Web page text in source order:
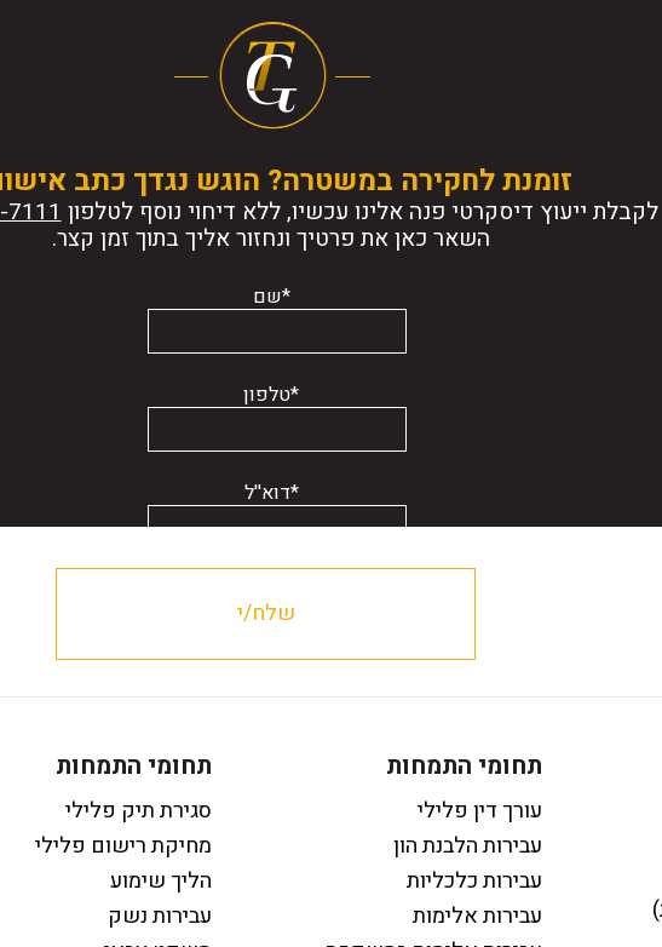
זומנת לחקירה במשטרה? הוגש נגדך כתב
לקבלת ייעוץ דיסקרטי פנה אלינו עכשיו, ללא דיחוי נוסף לטלפון
השאר כאן את פרטיך ונחזור אליך בתוך זמן קצר.
*שם
*טלפון
*דוא''ל
תחומי התמחות
עורך דין פלילי
עבירות הלבנת הון
עבירות כלכליות
עבירות אלימות
תחומי התמחות
סגירת תיק פלילי
מחיקת רישום פלילי
הליך שימוע
עבירות נשק